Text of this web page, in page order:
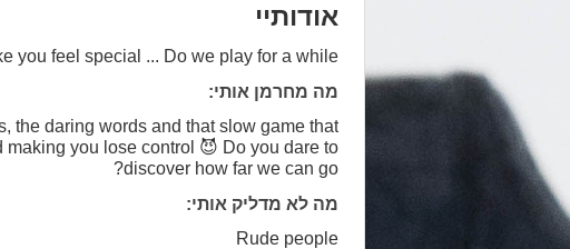
אודותיי
feel special ... Do we play for a while?💌
מה מחרמן אותי:
the daring words and that slow game that
you lose control 😈 Do you dare to
discover how far we can go?
מה לא מדליק אותי:
Rude people